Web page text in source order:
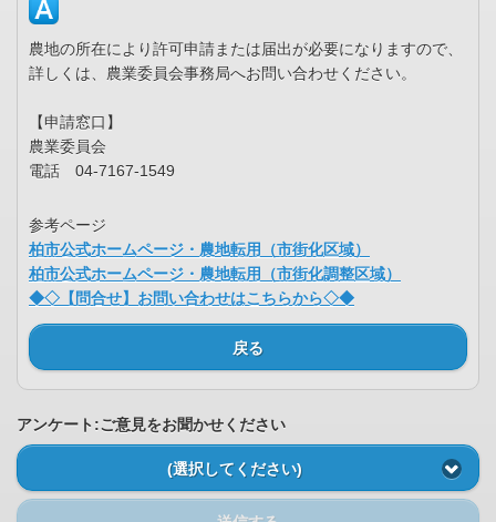
農地の所在により許可申請または届出が必要になりますので、
詳しくは、農業委員会事務局へお問い合わせください。
【申請窓口】
農業委員会
電話 04-7167-1549
参考ページ
柏市公式ホームページ・農地転用（市街化区域）
柏市公式ホームページ・農地転用（市街化調整区域）
◆◇【問合せ】お問い合わせはこちらから◇◆
戻る
アンケート:ご意見をお聞かせください
(選択してください)